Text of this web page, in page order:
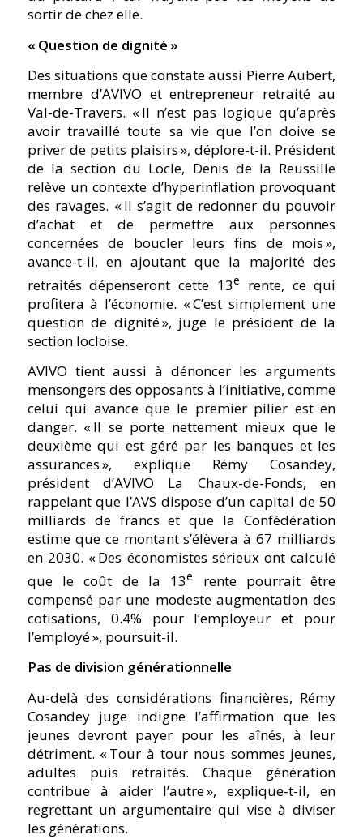
sortir de chez elle.
«Question de dignité»
Des situations que constate aussi Pierre Aubert,
membre d’AVIVO et entrepreneur retraité au
Val-de-Travers. « Il n’est pas logique qu’après
avoir travaillé toute sa vie que l’on doive se
priver de petits plaisirs », déplore-t-il. Président
de la section du Locle, Denis de la Reussille
relève un contexte d’hyperinflation provoquant
des ravages. « Il s’agit de redonner du pouvoir
d’achat et de permettre aux personnes
concernées de boucler leurs fins de mois »,
avance-t-il, en ajoutant que la majorité des
retraités dépenseront cette 13e
rente, ce qui
profitera à l’économie. « C’est simplement une
question de dignité », juge le président de la
section locloise.
AVIVO tient aussi à dénoncer les arguments
mensongers des opposants à l’initiative, comme
celui qui avance que le premier pilier est en
danger. « Il se porte nettement mieux que le
deuxième qui est géré par les banques et les
assurances », explique Rémy Cosandey,
président d’AVIVO La Chaux-de-Fonds, en
rappelant que l’AVS dispose d’un capital de 50
milliards de francs et que la Confédération
estime que ce montant s’élèvera à 67 milliards
en 2030. « Des économistes sérieux ont calculé
que le coût de la 13e
rente pourrait être
compensé par une modeste augmentation des
cotisations, 0.4% pour l’employeur et pour
l’employé », poursuit-il.
Pas de division générationnelle
Au-delà des considérations financières, Rémy
Cosandey juge indigne l’affirmation que les
jeunes devront payer pour les aînés, à leur
détriment. « Tour à tour nous sommes jeunes,
adultes puis retraités. Chaque génération
contribue à aider l’autre »,explique-t-il, en
regrettant un argumentaire qui vise à diviser
les générations.